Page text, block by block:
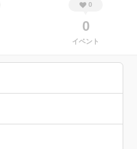
0
0
イベント